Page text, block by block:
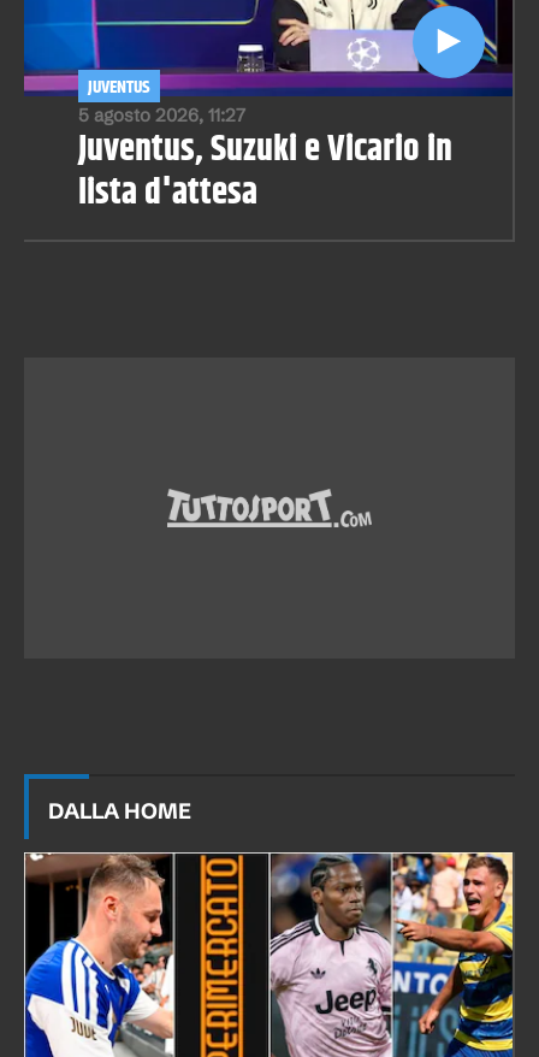
5 agosto 2026, 11:27
JUVENTUS
Juventus, Suzuki e Vicario in
lista d'attesa
DALLA HOME